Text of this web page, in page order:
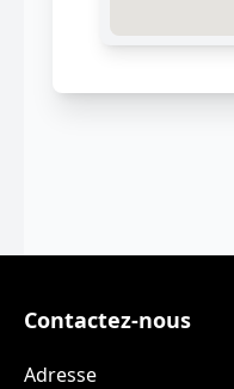
Contactez-nous
Adresse